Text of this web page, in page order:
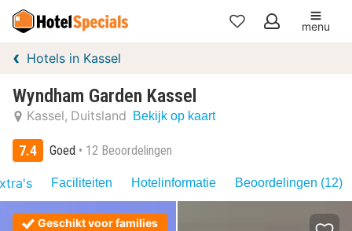
Mijn
menu
Hotels in Kassel
Wyndham Garden Kassel
Kassel Duitsland Bekijk op kaart
7.4 Goed 12 Beoordelingen
Faciliteiten Hotelinformatie Beoordelingen (12)
Geschikt voor families